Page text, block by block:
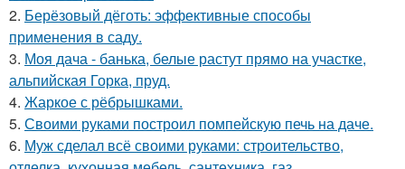
2. Берёзовый дёготь: эффективные способы
применения в саду.
3. Моя дача - банька, белые растут прямо на участке,
альпийская Горка, пруд.
4. Жаркое с рёбрышками.
5. Своими руками построил помпейскую печь на даче.
6. Муж сделал всё своими руками: строительство,